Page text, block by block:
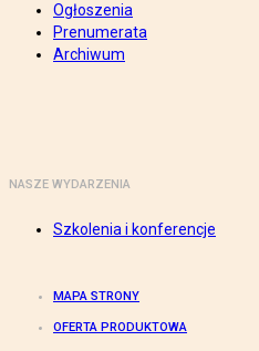
Ogłoszenia
Prenumerata
Archiwum
NASZE WYDARZENIA
Szkolenia i konferencje
MAPA STRONY
OFERTA PRODUKTOWA